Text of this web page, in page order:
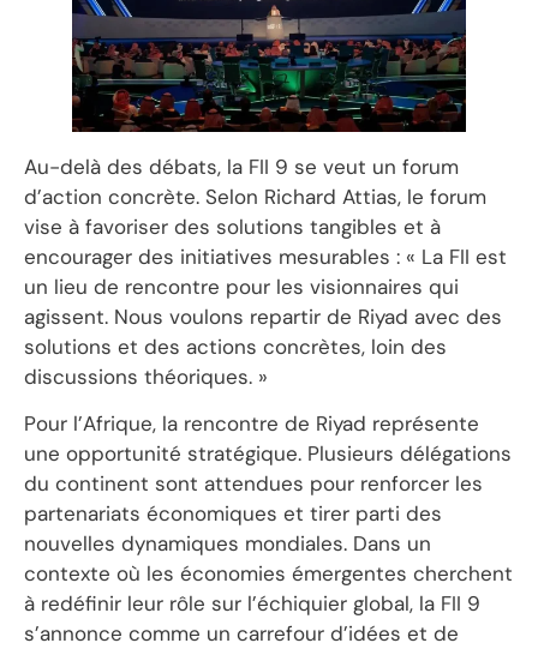
Au-delà des débats, la FII 9 se veut un forum
d’action concrète. Selon Richard Attias, le forum
vise à favoriser des solutions tangibles et à
encourager des initiatives mesurables : « La FII est
un lieu de rencontre pour les visionnaires qui
agissent. Nous voulons repartir de Riyad avec des
solutions et des actions concrètes, loin des
discussions théoriques. »
Pour l’Afrique, la rencontre de Riyad représente
une opportunité stratégique. Plusieurs délégations
du continent sont attendues pour renforcer les
partenariats économiques et tirer parti des
nouvelles dynamiques mondiales. Dans un
contexte où les économies émergentes cherchent
à redéfinir leur rôle sur l’échiquier global, la FII 9
s’annonce comme un carrefour d’idées et de